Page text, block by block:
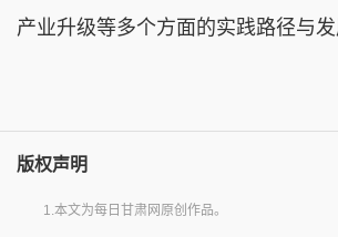
产业升级等多个方面的实践路径与发
版权声明
1.本文为每日甘肃网原创作品。